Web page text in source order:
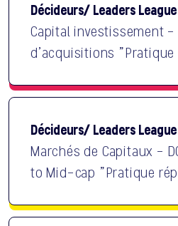
Décideurs/ Leaders League
Capital investissement -
d'acquisitions "Pratique
Décideurs/ Leaders League
Marchés de Capitaux -
to Mid-cap "Pratique